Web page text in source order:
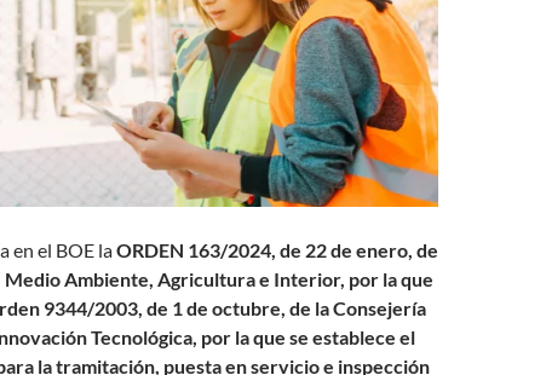
en el BOE laORDEN 163/2024, de 22 de enero, de
Medio Ambiente, Agricultura e Interior, por la que
9344/2003, de 1 de octubre, de la Consejería
Tecnológica, por la que se establece el
la tramitación, puesta en servicio e inspección